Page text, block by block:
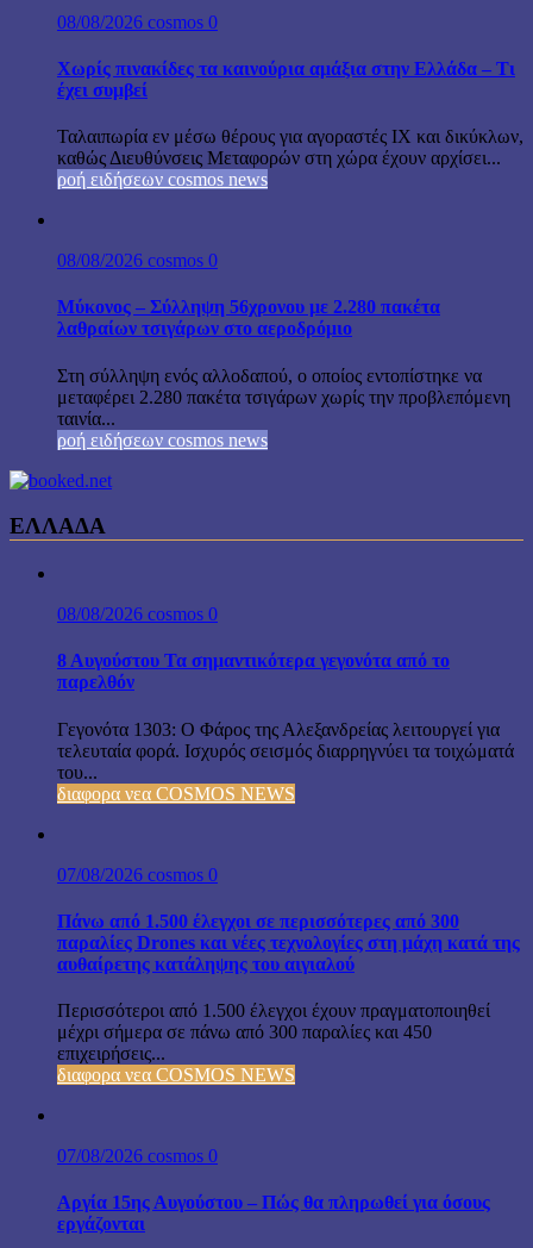
08/08/2026 cosmos 0
Χωρίς πινακίδες τα καινούρια αμάξια στην Ελλάδα – Τι
έχει συμβεί
Ταλαιπωρία εν μέσω θέρους για αγοραστές ΙΧ και δικύκλων,
καθώς Διευθύνσεις Μεταφορών στη χώρα έχουν αρχίσει...
ροή ειδήσεων cosmos news
08/08/2026 cosmos 0
Μύκονος – Σύλληψη 56χρονου με 2.280 πακέτα
λαθραίων τσιγάρων στο αεροδρόμιο
Στη σύλληψη ενός αλλοδαπού, ο οποίος εντοπίστηκε να
μεταφέρει 2.280 πακέτα τσιγάρων χωρίς την προβλεπόμενη
ταινία...
ροή ειδήσεων cosmos news
ΕΛΛΑΔΑ
08/08/2026 cosmos 0
8 Αυγούστου Τα σημαντικότερα γεγονότα από το
παρελθόν
Γεγονότα 1303: Ο Φάρος της Αλεξανδρείας λειτουργεί για
τελευταία φορά. Ισχυρός σεισμός διαρρηγνύει τα τοιχώματά
του...
διαφορα νεα COSMOS NEWS
07/08/2026 cosmos 0
Πάνω από 1.500 έλεγχοι σε περισσότερες από 300
παραλίες Drones και νέες τεχνολογίες στη μάχη κατά της
αυθαίρετης κατάληψης του αιγιαλού
Περισσότεροι από 1.500 έλεγχοι έχουν πραγματοποιηθεί
μέχρι σήμερα σε πάνω από 300 παραλίες και 450
επιχειρήσεις...
διαφορα νεα COSMOS NEWS
07/08/2026 cosmos 0
Αργία 15ης Αυγούστου – Πώς θα πληρωθεί για όσους
εργάζονται